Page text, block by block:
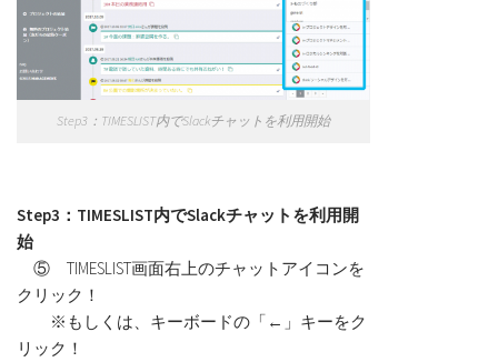
Step3：TIMESLIST内でSlackチャットを利用開始
Step3：TIMESLIST内でSlackチャットを利用開
始
⑤ TIMESLIST画面右上のチャットアイコンを
クリック！
※もしくは、キーボードの「←」キーをク
リック！